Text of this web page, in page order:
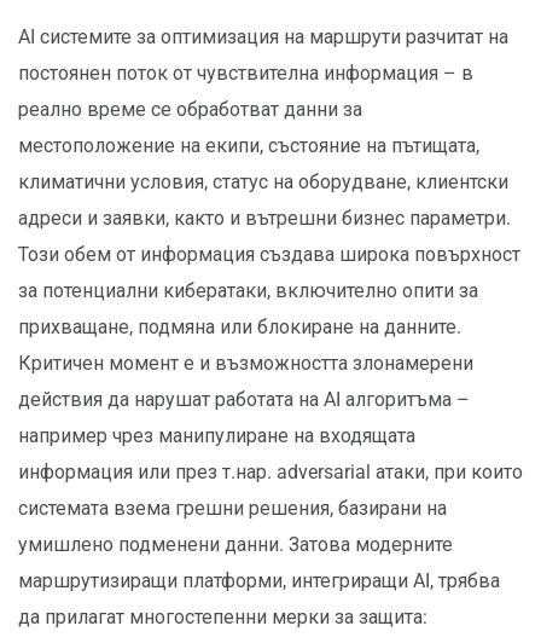
AI системите за оптимизация на маршрути разчитат на
постоянен поток от чувствителна информация – в
реално време се обработват данни за
местоположение на екипи, състояние на пътищата,
климатични условия, статус на оборудване, клиентски
адреси и заявки, както и вътрешни бизнес параметри.
Този обем от информация създава широка повърхност
за потенциални кибератаки, включително опити за
прихващане, подмяна или блокиране на данните.
Критичен момент е и възможността злонамерени
действия да нарушат работата на AI алгоритъма –
например чрез манипулиране на входящата
информация или през т.нар. adversarial атаки, при които
системата взема грешни решения, базирани на
умишлено подменени данни. Затова модерните
маршрутизиращи платформи, интегриращи AI, трябва
да прилагат многостепенни мерки за защита: